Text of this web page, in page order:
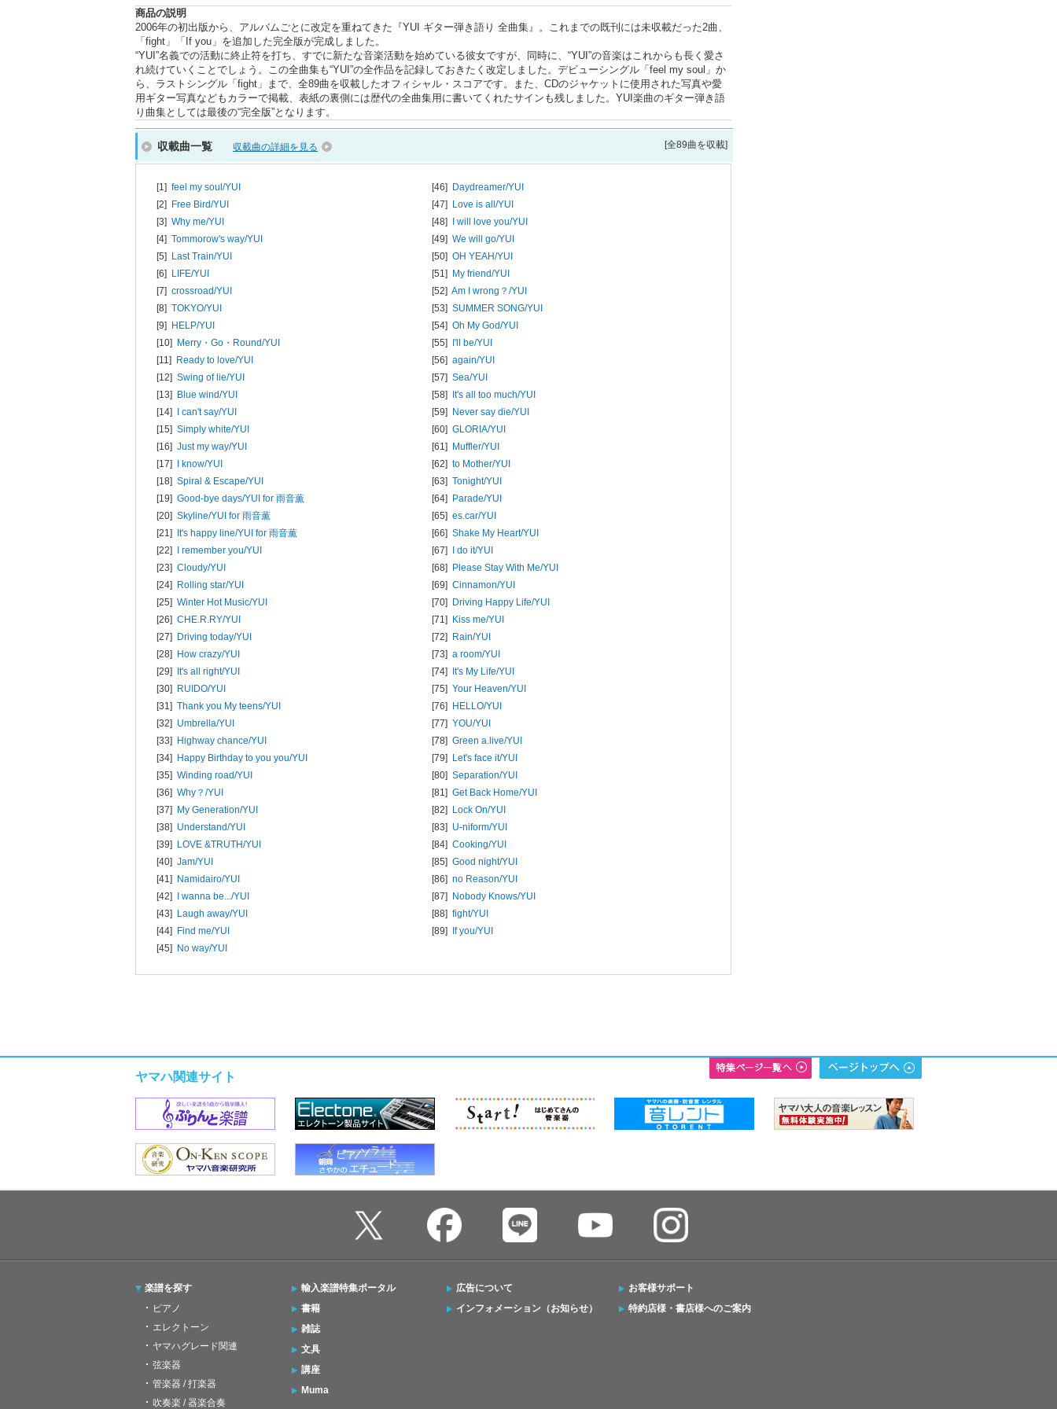
商品の説明
2006年の初出版から、アルバムごとに改定を重ねてきた『YUI ギター弾き語り 全曲集』。これまでの既刊には未収載だった2曲、
「fight」「If you」を追加した完全版が完成しました。
“YUI”名義での活動に終止符を打ち、すでに新たな音楽活動を始めている彼女ですが、同時に、“YUI”の音楽はこれからも長く愛さ
れ続けていくことでしょう。この全曲集も“YUI”の全作品を記録しておきたく改定しました。デビューシングル「feel my soul」か
ら、ラストシングル「fight」まで、全89曲を収載したオフィシャル・スコアです。また、CDのジャケットに使用された写真や愛
用ギター写真などもカラーで掲載、表紙の裏側には歴代の全曲集用に書いてくれたサインも残しました。YUI楽曲のギター弾き語
り曲集としては最後の“完全版”となります。
収載曲一覧 収載曲の詳細を見る [全89曲を収載]
[1] feel my soul/YUI
[2] Free Bird/YUI
[3] Why me/YUI
[4] Tommorow's way/YUI
[5] Last Train/YUI
[6] LIFE/YUI
[7] crossroad/YUI
[8] TOKYO/YUI
[9] HELP/YUI
[10] Merry・Go・Round/YUI
[11] Ready to love/YUI
[12] Swing of lie/YUI
[13] Blue wind/YUI
[14] I can't say/YUI
[15] Simply white/YUI
[16] Just my way/YUI
[17] I know/YUI
[18] Spiral & Escape/YUI
[19] Good-bye days/YUI for 雨音薫
[20] Skyline/YUI for 雨音薫
[21] It's happy line/YUI for 雨音薫
[22] I remember you/YUI
[23] Cloudy/YUI
[24] Rolling star/YUI
[25] Winter Hot Music/YUI
[26] CHE.R.RY/YUI
[27] Driving today/YUI
[28] How crazy/YUI
[29] It's all right/YUI
[30] RUIDO/YUI
[31] Thank you My teens/YUI
[32] Umbrella/YUI
[33] Highway chance/YUI
[34] Happy Birthday to you you/YUI
[35] Winding road/YUI
[36] Why？/YUI
[37] My Generation/YUI
[38] Understand/YUI
[39] LOVE &TRUTH/YUI
[40] Jam/YUI
[41] Namidairo/YUI
[42] I wanna be.../YUI
[43] Laugh away/YUI
[44] Find me/YUI
[45] No way/YUI
[46] Daydreamer/YUI
[47] Love is all/YUI
[48] I will love you/YUI
[49] We will go/YUI
[50] OH YEAH/YUI
[51] My friend/YUI
[52] Am I wrong？/YUI
[53] SUMMER SONG/YUI
[54] Oh My God/YUI
[55] I'll be/YUI
[56] again/YUI
[57] Sea/YUI
[58] It's all too much/YUI
[59] Never say die/YUI
[60] GLORIA/YUI
[61] Muffler/YUI
[62] to Mother/YUI
[63] Tonight/YUI
[64] Parade/YUI
[65] es.car/YUI
[66] Shake My Heart/YUI
[67] I do it/YUI
[68] Please Stay With Me/YUI
[69] Cinnamon/YUI
[70] Driving Happy Life/YUI
[71] Kiss me/YUI
[72] Rain/YUI
[73] a room/YUI
[74] It's My Life/YUI
[75] Your Heaven/YUI
[76] HELLO/YUI
[77] YOU/YUI
[78] Green a.live/YUI
[79] Let's face it/YUI
[80] Separation/YUI
[81] Get Back Home/YUI
[82] Lock On/YUI
[83] U-niform/YUI
[84] Cooking/YUI
[85] Good night/YUI
[86] no Reason/YUI
[87] Nobody Knows/YUI
[88] fight/YUI
[89] If you/YUI
ヤマハ関連サイト
楽譜を探す
ピアノ
エレクトーン
ヤマハグレード関連
弦楽器
管楽器 / 打楽器
吹奏楽 / 器楽合奏
輸入楽譜特集ポータル
書籍
雑誌
文具
講座
Muma
広告について
インフォメーション（お知らせ）
お客様サポート
特約店様・書店様へのご案内